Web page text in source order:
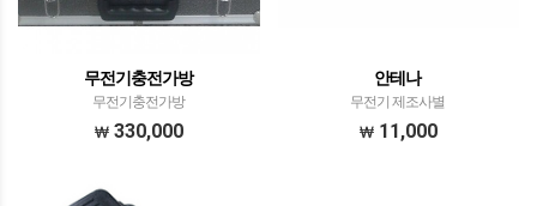
무전기충전가방
무전기충전가방
330,000
안테나
무전기 제조사별
11,000